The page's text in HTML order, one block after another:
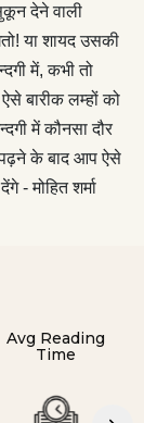
देने वाली
या शायद उसकी
में, कभी तो
बारीक लम्हों को
में कौनसा दौर
पढ़ने के बाद आप ऐसे
- मोहित शर्मा
Avg Reading
Time